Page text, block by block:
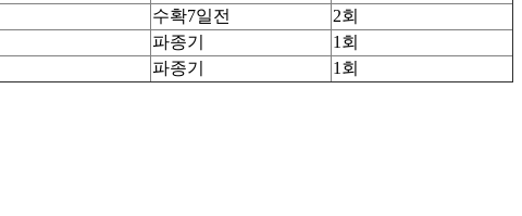
수확7일전
2회
파종기
1회
파종기
1회